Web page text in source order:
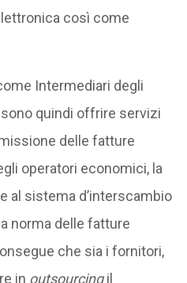
così come
Intermediari degli
quindi offrire servizi
delle fatture
operatori economici, la
al sistema d’interscambio
norma delle fatture
che sia i fornitori,
in outsourcingil